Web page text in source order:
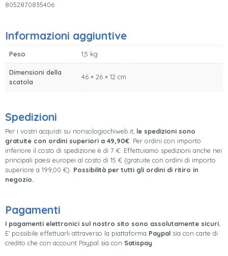
8052870835406
Informazioni aggiuntive
Peso 1,5 kg
Dimensioni della
scatola
46 × 26 × 12 cm
Spedizioni
Per i vostri acquisti su nonsologiochiweb.it, le spedizioni sono
gratuite con ordini superiori a 49,90€. Per ordini con importo
inferiore il costo di spedizione è di 7 €. Effettuiamo spedizioni anche nei
principali paesi europei al costo di 15 € (gratuite con ordini di importo
superiore a 199,00 €). Possibilità per tutti gli ordini di ritiro in
negozio.
Pagamenti
I pagamenti elettronici sul nostro sito sono assolutamente sicuri.
E’ possibile effettuarli attraverso la piattaforma Paypalsia con carte di
credito che con account Paypal sia con Satispay